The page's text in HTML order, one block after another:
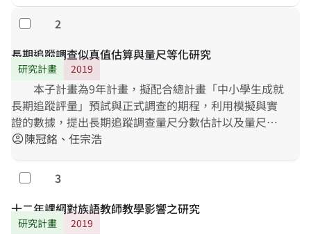
勾選
2
長期追蹤調查似真值估算與量尺等化研究
研究計畫 2019
本子計畫為9年計畫，擬配合總計畫「中小學生成就
長期追蹤評量」預試與正式調查的期程，利用模擬與實
證的數據，提出長期追蹤調查量尺分數估計以及量尺等
化的理論與技術，並協助建立資料庫。相關研究成果，
立，方便研究者進行二次分析提供教育政策的深入分
析，可藉以提供建議，在大型調查技術的學術研究方
面，也必有極大的貢獻。
account_circle陳冠銘、任宗浩
勾選
3
十二年課綱對族語教師教學影響之研究
研究計畫 2019